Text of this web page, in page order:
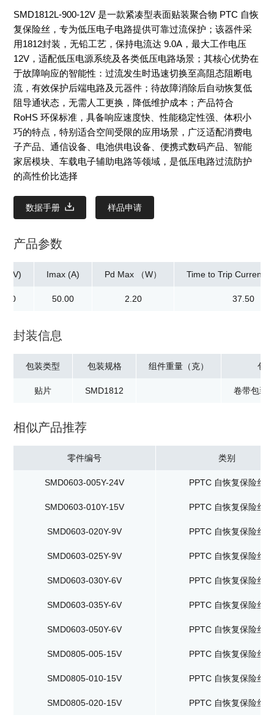
SMD1812L-900-12V 是一款紧凑型表面贴装聚合物 PTC 自恢
复保险丝，专为低压电子电路提供可靠过流保护；该器件采
用1812封装，无铅工艺，保持电流达 9.0A，最大工作电压
12V，适配低压电源系统及各类低压电路场景；其核心优势在
于故障响应的智能性：过流发生时迅速切换至高阻态阻断电
流，有效保护后端电路及元器件；待故障消除后自动恢复低
阻导通状态，无需人工更换，降低维护成本；产品符合
RoHS 环保标准，具备响应速度快、性能稳定性强、体积小
巧的特点，特别适合空间受限的应用场景，广泛适配消费电
子产品、通信设备、电池供电设备、便携式数码产品、智能
家居模块、车载电子辅助电路等领域，是低压电路过流防护
的高性价比选择
数据手册 样品申请
产品参数
Imax (A)
50.00
Pd Max （W）
2.20
Time to Trip
37.50
封装信息
包装类型
贴片
包装规格
SMD1812
组件重量（克） 包
卷带包装
相似产品推荐
零件编号 类别
SMD0603-005Y-24V PPTC 自恢复保险丝
SMD0603-010Y-15V PPTC 自恢复保险丝
SMD0603-020Y-9V PPTC 自恢复保险丝
SMD0603-025Y-9V PPTC 自恢复保险丝
SMD0603-030Y-6V PPTC 自恢复保险丝
SMD0603-035Y-6V PPTC 自恢复保险丝
SMD0603-050Y-6V PPTC 自恢复保险丝
SMD0805-005-15V PPTC 自恢复保险丝
SMD0805-010-15V PPTC 自恢复保险丝
SMD0805-020-15V PPTC 自恢复保险丝